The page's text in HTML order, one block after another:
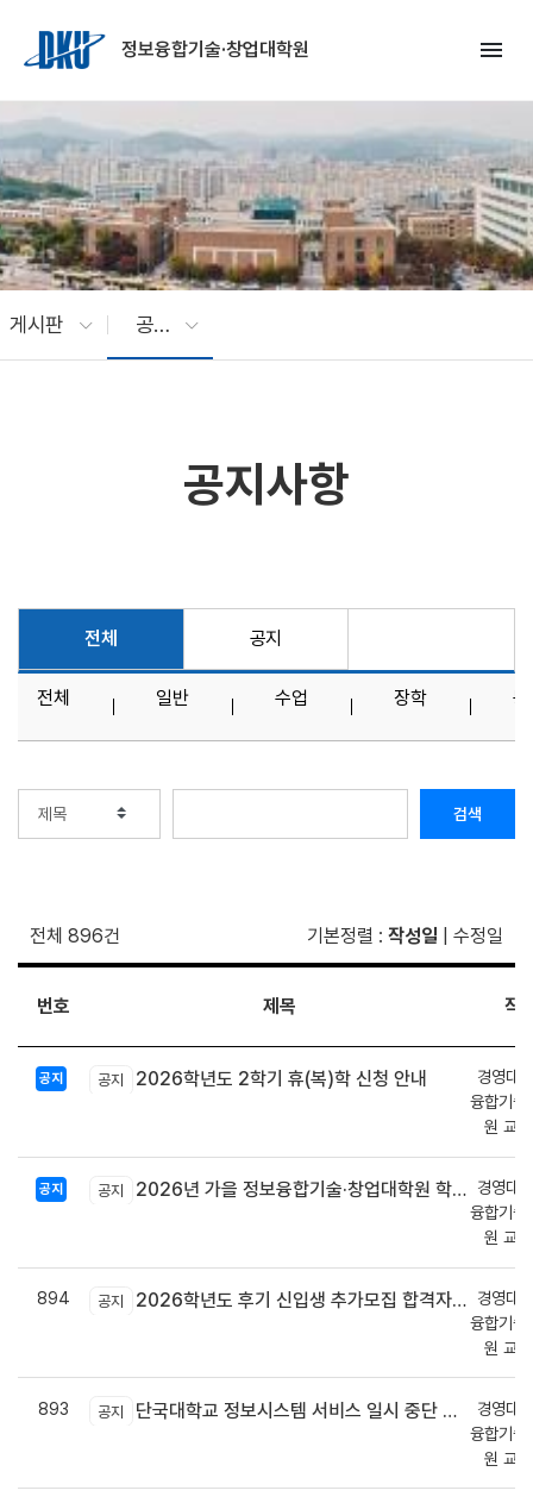
정보융합기술·창업대학원
menu
게시판 공지사항
공지사항
전체 공지
전체 일반 수업 장학
검색
전체 896건 기본정렬 : 작성일 수정일
번호 제목 작
공지 공지 2026학년도 2학기 휴(복)학 신청 안내
경영대
융합기술
원 교
공지 공지 2026년 가을 정보융합기술·창업대학원 학위수여식 안내
경영대
융합기술
원 교
894 공지 2026학년도 후기 신입생 추가모집 합격자 발표
경영대
융합기술
원 교
893 공지 단국대학교 정보시스템 서비스 일시 중단 안내(07. 25(토))
경영대
융합기술
원 교